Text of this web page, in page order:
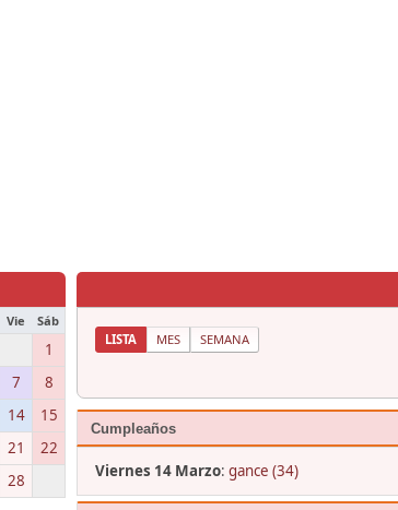
Vie Sáb
1
7
8
14
15
21
22
28
LISTA MES SEMANA
Cumpleaños
Viernes 14 Marzo: gance (34)